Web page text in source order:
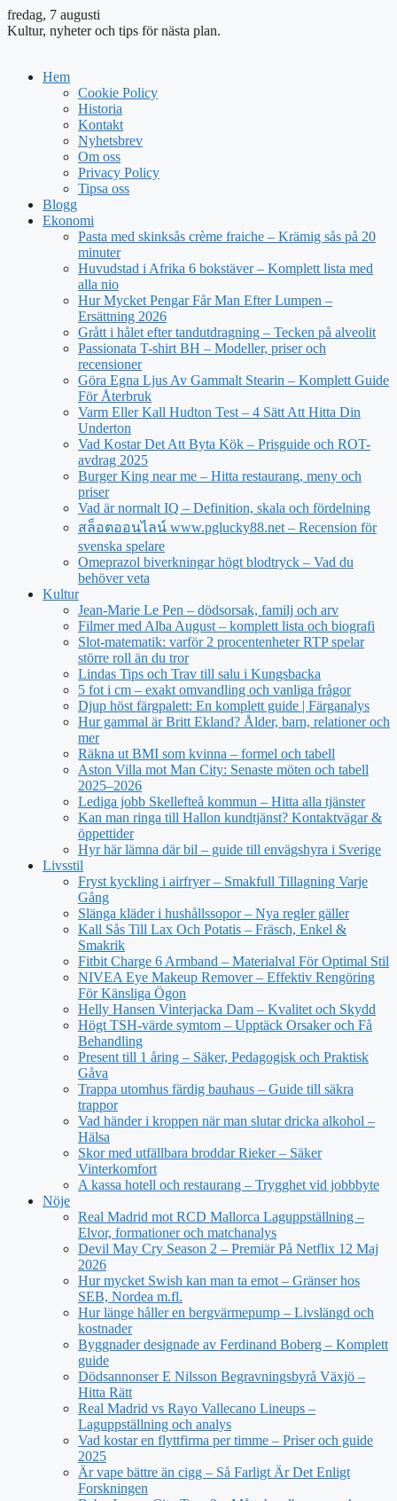
fredag, 7 augusti
Kultur, nyheter och tips för nästa plan.
Hem
Cookie Policy
Historia
Kontakt
Nyhetsbrev
Om oss
Privacy Policy
Tipsa oss
Blogg
Ekonomi
Pasta med skinksås crème fraiche – Krämig sås på 20
minuter
Huvudstad i Afrika 6 bokstäver – Komplett lista med
alla nio
Hur Mycket Pengar Får Man Efter Lumpen –
Ersättning 2026
Grått i hålet efter tandutdragning – Tecken på alveolit
Passionata T-shirt BH – Modeller, priser och
recensioner
Göra Egna Ljus Av Gammalt Stearin – Komplett Guide
För Återbruk
Varm Eller Kall Hudton Test – 4 Sätt Att Hitta Din
Underton
Vad Kostar Det Att Byta Kök – Prisguide och ROT-
avdrag 2025
Burger King near me – Hitta restaurang, meny och
priser
Vad är normalt IQ – Definition, skala och fördelning
สล็อตออนไลน์ www.pglucky88.net – Recension för
svenska spelare
Omeprazol biverkningar högt blodtryck – Vad du
behöver veta
Kultur
Jean‑Marie Le Pen – dödsorsak, familj och arv
Filmer med Alba August – komplett lista och biografi
Slot-matematik: varför 2 procentenheter RTP spelar
större roll än du tror
Lindas Tips och Trav till salu i Kungsbacka
5 fot i cm – exakt omvandling och vanliga frågor
Djup höst färgpalett: En komplett guide | Färganalys
Hur gammal är Britt Ekland? Ålder, barn, relationer och
mer
Räkna ut BMI som kvinna – formel och tabell
Aston Villa mot Man City: Senaste möten och tabell
2025–2026
Lediga jobb Skellefteå kommun – Hitta alla tjänster
Kan man ringa till Hallon kundtjänst? Kontaktvägar &
öppettider
Hyr här lämna där bil – guide till envägshyra i Sverige
Livsstil
Fryst kyckling i airfryer – Smakfull Tillagning Varje
Gång
Slänga kläder i hushållssopor – Nya regler gäller
Kall Sås Till Lax Och Potatis – Fräsch, Enkel &
Smakrik
Fitbit Charge 6 Armband – Materialval För Optimal Stil
NIVEA Eye Makeup Remover – Effektiv Rengöring
För Känsliga Ögon
Helly Hansen Vinterjacka Dam – Kvalitet och Skydd
Högt TSH-värde symtom – Upptäck Orsaker och Få
Behandling
Present till 1 åring – Säker, Pedagogisk och Praktisk
Gåva
Trappa utomhus färdig bauhaus – Guide till säkra
trappor
Vad händer i kroppen när man slutar dricka alkohol –
Hälsa
Skor med utfällbara broddar Rieker – Säker
Vinterkomfort
A kassa hotell och restaurang – Trygghet vid jobbbyte
Nöje
Real Madrid mot RCD Mallorca Laguppställning –
Elvor, formationer och matchanalys
Devil May Cry Season 2 – Premiär På Netflix 12 Maj
2026
Hur mycket Swish kan man ta emot – Gränser hos
SEB, Nordea m.fl.
Hur länge håller en bergvärmepump – Livslängd och
kostnader
Byggnader designade av Ferdinand Boberg – Komplett
guide
Dödsannonser E Nilsson Begravningsbyrå Växjö –
Hitta Rätt
Real Madrid vs Rayo Vallecano Lineups –
Laguppställning och analys
Vad kostar en flyttfirma per timme – Priser och guide
2025
Är vape bättre än cigg – Så Farligt Är Det Enligt
Forskningen